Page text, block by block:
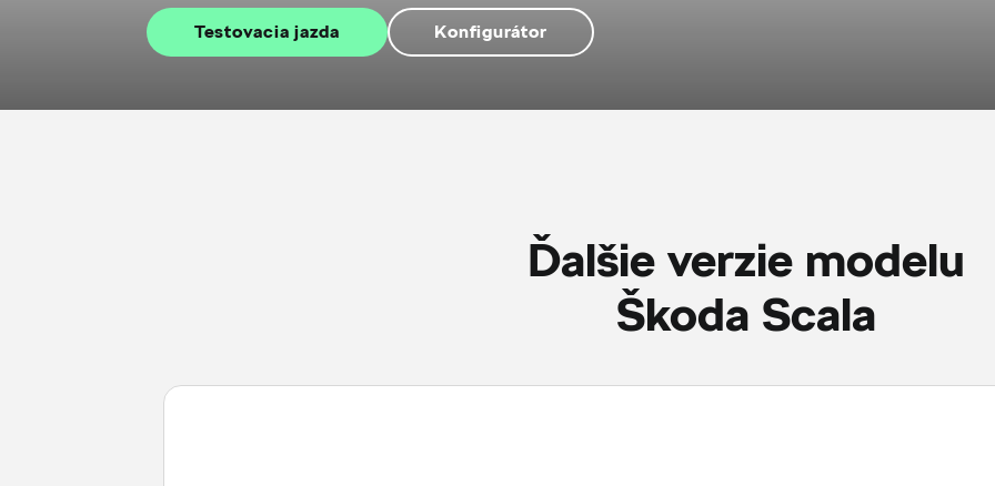
Testovacia jazda Konfigurátor
Ďalšie verzie modelu
Škoda Scala